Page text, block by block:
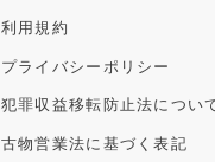
利用規約
プライバシーポリシー
犯罪収益移転防止法につい
古物営業法に基づく表記